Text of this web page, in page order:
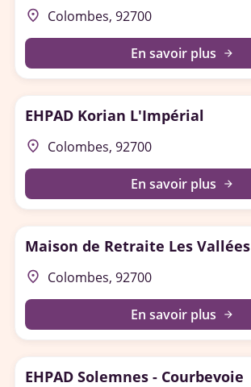
place Colombes, 92700
En savoir plus arrow_forward
EHPAD Korian L'Impérial
place Colombes, 92700
En savoir plus arrow_forward
Maison de Retraite Les Vallées
place Colombes, 92700
En savoir plus arrow_forward
EHPAD Solemnes - Courbevoie